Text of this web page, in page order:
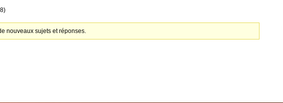
nouveaux sujets et réponses.